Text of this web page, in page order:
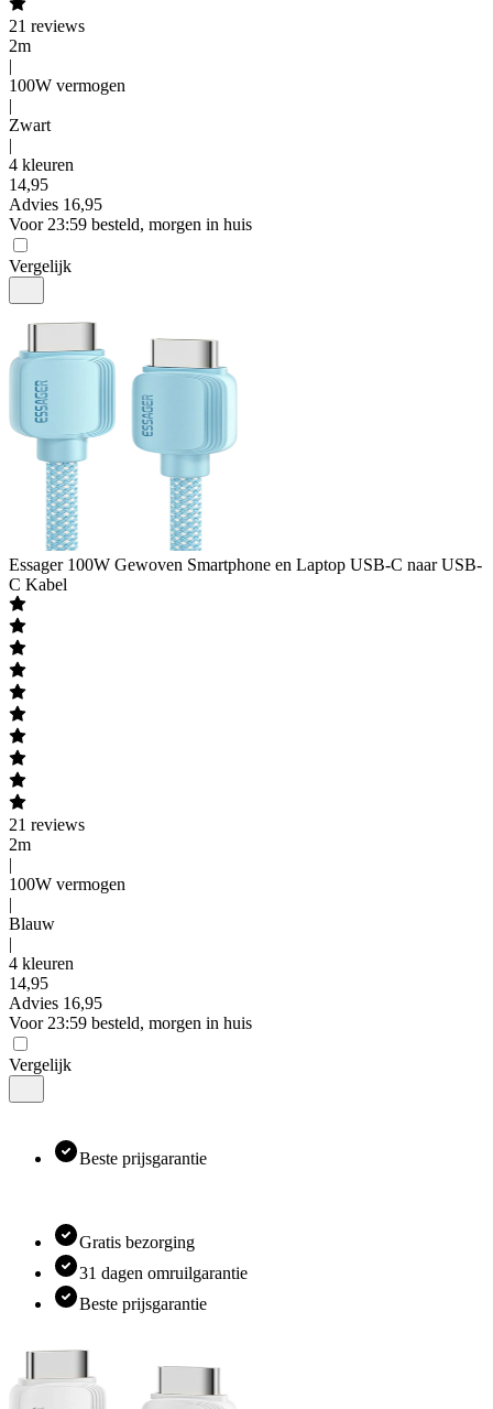
21 reviews
2m
|
100W vermogen
|
Zwart
|
4 kleuren
14,95
Advies 16,95
Voor 23:59 besteld, morgen in huis
Vergelijk
Essager 100W Gewoven Smartphone en Laptop USB-C naar USB-
C Kabel
21 reviews
2m
|
100W vermogen
|
Blauw
|
4 kleuren
14,95
Advies 16,95
Voor 23:59 besteld, morgen in huis
Vergelijk
Beste prijsgarantie
Gratis bezorging
31 dagen omruilgarantie
Beste prijsgarantie